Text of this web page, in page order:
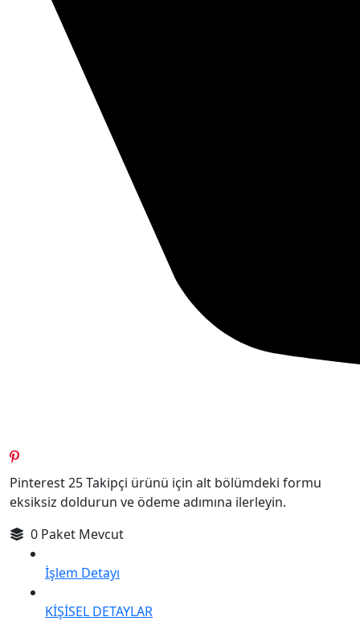
Pinterest 25 Takipçi ürünü için alt bölümdeki formu
eksiksiz doldurun ve ödeme adımına ilerleyin.
0 Paket Mevcut
İşlem Detayı
KİŞİSEL DETAYLAR